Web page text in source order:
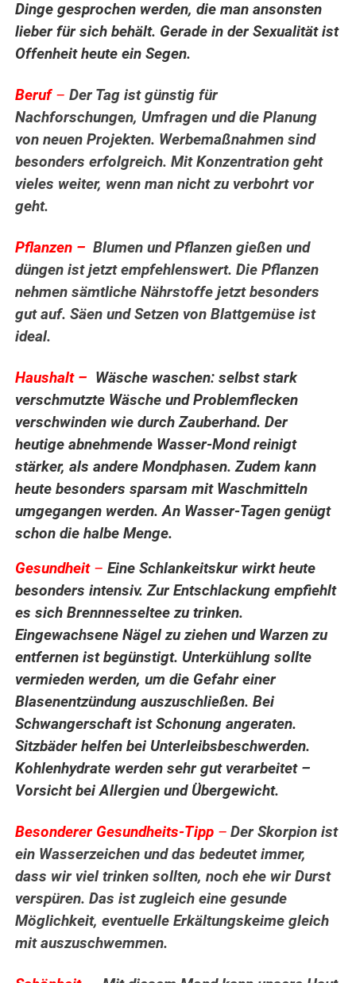
Dinge gesprochen werden, die man ansonsten
lieber für sich behält. Gerade in der Sexualität ist
Offenheit heute ein Segen.
Beruf–Der Tag ist günstig für
Nachforschungen, Umfragen und die Planung
von neuen Projekten. Werbemaßnahmen sind
besonders erfolgreich. Mit Konzentration geht
vieles weiter, wenn man nicht zu verbohrt vor
geht.
Pflanzen – Blumen und Pflanzen gießen und
düngen ist jetzt empfehlenswert. Die Pflanzen
nehmen sämtliche Nährstoffe jetzt besonders
gut auf. Säen und Setzen von Blattgemüse ist
ideal.
Haushalt – Wäsche waschen: selbst stark
verschmutzte Wäsche und Problemflecken
verschwinden wie durch Zauberhand. Der
heutige abnehmende Wasser-Mond reinigt
stärker, als andere Mondphasen. Zudem kann
heute besonders sparsam mit Waschmitteln
umgegangen werden. An Wasser-Tagen genügt
schon die halbe Menge.
Gesundheit –Eine Schlankeitskur wirkt heute
besonders intensiv. Zur Entschlackung empfiehlt
es sich Brennnesseltee zu trinken.
Eingewachsene Nägel zu ziehen und Warzen zu
entfernen ist begünstigt. Unterkühlung sollte
vermieden werden, um die Gefahr einer
Blasenentzündung auszuschließen. Bei
Schwangerschaft ist Schonung angeraten.
Sitzbäder helfen bei Unterleibsbeschwerden.
Kohlenhydrate werden sehr gut verarbeitet –
Vorsicht bei Allergien und Übergewicht.
Besonderer Gesundheits-Tipp – Der Skorpion ist
ein Wasserzeichen und das bedeutet immer,
dass wir viel trinken sollten, noch ehe wir Durst
verspüren. Das ist zugleich eine gesunde
Möglichkeit, eventuelle Erkältungskeime gleich
mit auszuschwemmen.